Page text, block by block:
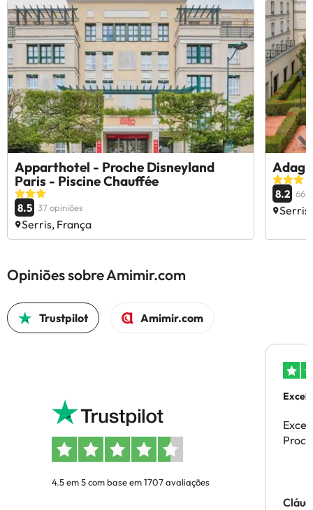
Apparthotel - Proche Disneyland
Paris - Piscine Chauffée
8.5 37 opiniões
Serris, França
8.2
Opiniões sobre Amimir.com
Trustpilot Amimir.com
4.5 em 5 com base em 1707 avaliações